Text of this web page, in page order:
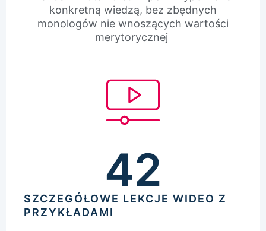
konkretną wiedzą, bez zbędnych
monologów nie wnoszących wartości
merytorycznej
SZCZEGÓŁOWE LEKCJE WIDEO Z
PRZYKŁADAMI
42